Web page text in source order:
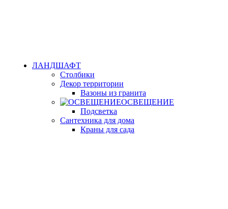
ЛАНДШАФТ
Столбики
Декор территории
Вазоны из гранита
ОСВЕЩЕНИЕ
Подсветка
Сантехника для дома
Краны для сада